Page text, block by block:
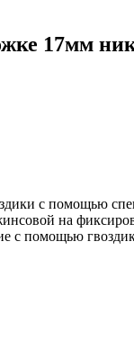
17мм
с помощью
на
с помощью